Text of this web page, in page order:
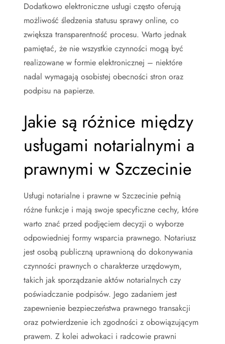
Dodatkowo elektroniczne usługi często oferują
możliwość śledzenia statusu sprawy online, co
zwiększa transparentność procesu. Warto jednak
pamiętać, że nie wszystkie czynności mogą być
realizowane w formie elektronicznej – niektóre
nadal wymagają osobistej obecności stron oraz
podpisu na papierze.
Jakie są różnice między
usługami notarialnymi a
prawnymi w Szczecinie
Usługi notarialne i prawne w Szczecinie pełnią
różne funkcje i mają swoje specyficzne cechy, które
warto znać przed podjęciem decyzji o wyborze
odpowiedniej formy wsparcia prawnego. Notariusz
jest osobą publiczną uprawnioną do dokonywania
czynności prawnych o charakterze urzędowym,
takich jak sporządzanie aktów notarialnych czy
poświadczanie podpisów. Jego zadaniem jest
zapewnienie bezpieczeństwa prawnego transakcji
oraz potwierdzenie ich zgodności z obowiązującym
prawem. Z kolei adwokaci i radcowie prawni